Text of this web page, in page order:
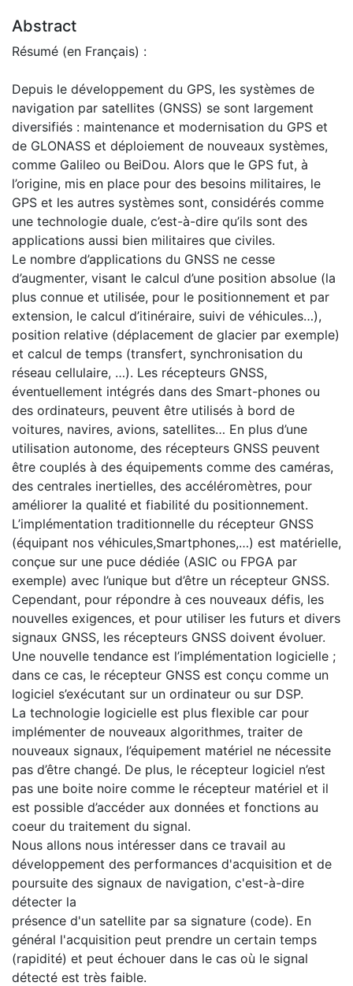
Abstract
Résumé (en Français) :
Depuis le développement du GPS, les systèmes de
navigation par satellites (GNSS) se sont largement
diversifiés : maintenance et modernisation du GPS et
de GLONASS et déploiement de nouveaux systèmes,
comme Galileo ou BeiDou. Alors que le GPS fut, à
l’origine, mis en place pour des besoins militaires, le
GPS et les autres systèmes sont, considérés comme
une technologie duale, c’est-à-dire qu’ils sont des
applications aussi bien militaires que civiles.
Le nombre d’applications du GNSS ne cesse
d’augmenter, visant le calcul d’une position absolue (la
plus connue et utilisée, pour le positionnement et par
extension, le calcul d’itinéraire, suivi de véhicules…),
position relative (déplacement de glacier par exemple)
et calcul de temps (transfert, synchronisation du
réseau cellulaire, …). Les récepteurs GNSS,
éventuellement intégrés dans des Smart-phones ou
des ordinateurs, peuvent être utilisés à bord de
voitures, navires, avions, satellites… En plus d’une
utilisation autonome, des récepteurs GNSS peuvent
être couplés à des équipements comme des caméras,
des centrales inertielles, des accéléromètres, pour
améliorer la qualité et fiabilité du positionnement.
L’implémentation traditionnelle du récepteur GNSS
(équipant nos véhicules,Smartphones,…) est matérielle,
conçue sur une puce dédiée (ASIC ou FPGA par
exemple) avec l’unique but d’être un récepteur GNSS.
Cependant, pour répondre à ces nouveaux défis, les
nouvelles exigences, et pour utiliser les futurs et divers
signaux GNSS, les récepteurs GNSS doivent évoluer.
Une nouvelle tendance est l’implémentation logicielle ;
dans ce cas, le récepteur GNSS est conçu comme un
logiciel s’exécutant sur un ordinateur ou sur DSP.
La technologie logicielle est plus flexible car pour
implémenter de nouveaux algorithmes, traiter de
nouveaux signaux, l’équipement matériel ne nécessite
pas d’être changé. De plus, le récepteur logiciel n’est
pas une boite noire comme le récepteur matériel et il
est possible d’accéder aux données et fonctions au
coeur du traitement du signal.
Nous allons nous intéresser dans ce travail au
développement des performances d'acquisition et de
poursuite des signaux de navigation, c'est-à-dire
détecter la
présence d'un satellite par sa signature (code). En
général l'acquisition peut prendre un certain temps
(rapidité) et peut échouer dans le cas où le signal
détecté est très faible.